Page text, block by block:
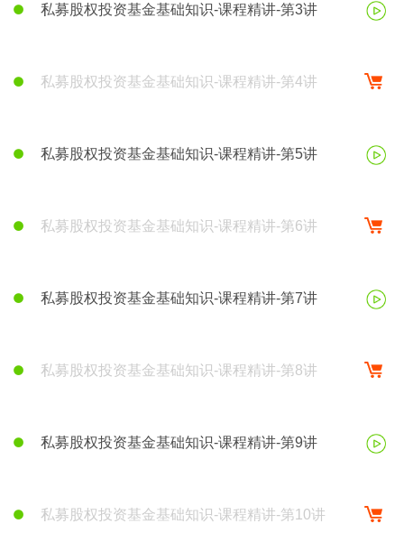
私募股权投资基金基础知识-课程精讲-第3讲
私募股权投资基金基础知识-课程精讲-第4讲
私募股权投资基金基础知识-课程精讲-第5讲
私募股权投资基金基础知识-课程精讲-第6讲
私募股权投资基金基础知识-课程精讲-第7讲
私募股权投资基金基础知识-课程精讲-第8讲
私募股权投资基金基础知识-课程精讲-第9讲
私募股权投资基金基础知识-课程精讲-第10讲